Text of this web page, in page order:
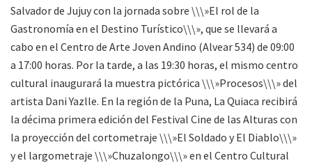
Salvador de Jujuy con la jornada sobre \\\»El rol de la
Gastronomía en el Destino Turístico\\\», que se llevará a
cabo en el Centro de Arte Joven Andino (Alvear 534) de 09:00
a 17:00 horas. Por la tarde, a las 19:30 horas, el mismo centro
cultural inaugurará la muestra pictórica \\\»Procesos\\\» del
artista Dani Yazlle. En la región de la Puna, La Quiaca recibirá
la décima primera edición del Festival Cine de las Alturas con
la proyección del cortometraje \\\»El Soldado y El Diablo\\\»
y el largometraje \\\»Chuzalongo\\\» en el Centro Cultural